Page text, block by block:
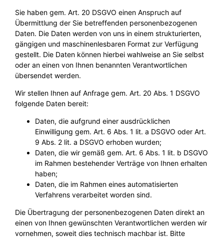
Sie haben gem. Art. 20 DSGVO einen Anspruch auf
Übermittlung der Sie betreffenden personenbezogenen
Daten. Die Daten werden von uns in einem strukturierten,
gängigen und maschinenlesbaren Format zur Verfügung
gestellt. Die Daten können hierbei wahlweise an Sie selbst
oder an einen von Ihnen benannten Verantwortlichen
übersendet werden.
Wir stellen Ihnen auf Anfrage gem. Art. 20 Abs. 1 DSGVO
folgende Daten bereit:
Daten, die aufgrund einer ausdrücklichen
Einwilligung gem. Art. 6 Abs. 1 lit. a DSGVO oder Art.
9 Abs. 2 lit. a DSGVO erhoben wurden;
Daten, die wir gemäß gem. Art. 6 Abs. 1 lit. b DSGVO
im Rahmen bestehender Verträge von Ihnen erhalten
haben;
Daten, die im Rahmen eines automatisierten
Verfahrens verarbeitet worden sind.
Die Übertragung der personenbezogenen Daten direkt an
einen von Ihnen gewünschten Verantwortlichen werden wir
vornehmen, soweit dies technisch machbar ist. Bitte